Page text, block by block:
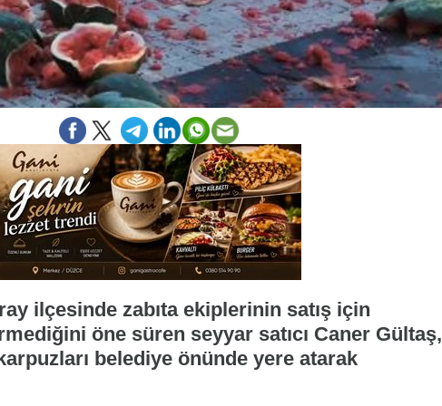
ilçesinde zabıta ekiplerinin satış için
öne süren seyyar satıcı Caner Gültaş,
belediye önünde yere atarak